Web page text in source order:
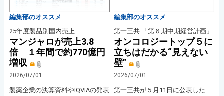
編集部のオススメ
25年度製品別国内売上
マンジャロが売上3.8
倍 １年間で約770億円
増収
2026/07/01
製薬企業の決算資料やIQVIAの発表
編集部のオススメ
第一三共 「第６期中期経営計画」
オンコロジートップ５に
立ちはだかる“見えない
壁”
2026/07/01
第一三共が５月11日に公表した